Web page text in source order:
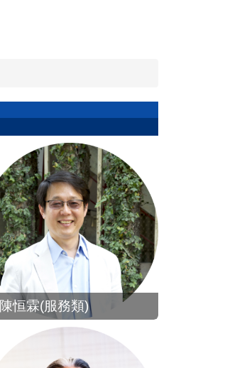
陳恒霖(服務類)